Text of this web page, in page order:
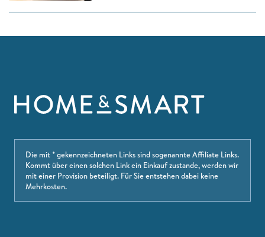
Die mit * gekennzeichneten Links sind sogenannte Affiliate Links.
Kommt über einen solchen Link ein Einkauf zustande, werden wir
mit einer Provision beteiligt. Für Sie entstehen dabei keine
Mehrkosten.